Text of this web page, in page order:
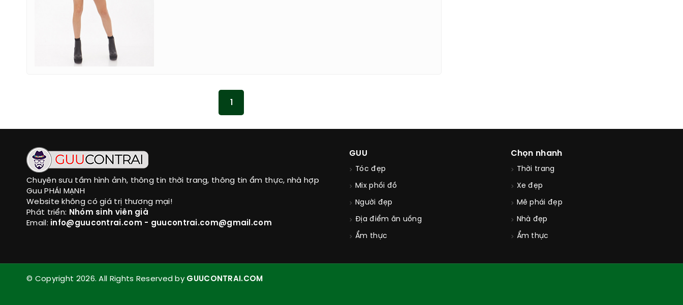
Chuyên sưu tầm hình ảnh, thông tin thời trang, thông tin ẩm thực, nhà hợp
Guu PHÁI MẠNH
Website không có giá trị thương mại!
Phát triển: Nhóm sinh viên già
Email: info@guucontrai.com - guucontrai.com@gmail.com
GUU
Tóc đẹp
Mix phối đồ
Người đẹp
Địa điểm ăn uống
Ẩm thực
Chọn nhanh
Thời trang
Xe đẹp
Mê phái đẹp
Nhà đẹp
Ẩm thực
© Copyright 2026. All Rights Reserved by GUUCONTRAI.COM